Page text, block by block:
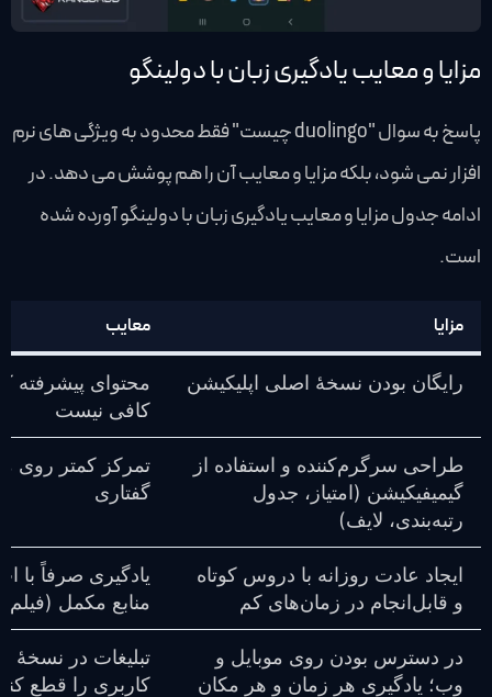
مزایا و معایب یادگیری زبان با دولینگو
پاسخ به سوال "duolingo چیست" فقط محدود به ویژگی های نرم
افزار نمی شود، بلکه مزایا و معایب آن را هم پوشش می دهد. در
ادامه جدول مزایا و معایب یادگیری زبان با دولینگو آورده شده
است.
مزایا معایب
رایگان بودن نسخهٔ اصلی اپلیکیشن
محتوای پیشرفته
کافی نیست
طراحی سرگرم‌کننده و استفاده از
گیمیفیکیشن (امتیاز، جدول
رتبه‌بندی، لایف)
تمرکز کمتر روی
گفتاری
ایجاد عادت روزانه با دروس کوتاه
و قابل‌انجام در زمان‌های کم
یادگیری صرفاً با
منابع مکمل
در دسترس بودن روی موبایل و
وب؛ یادگیری هر زمان و هر مکان
تبلیغات در نسخهٔ
کاربری را قطع کند